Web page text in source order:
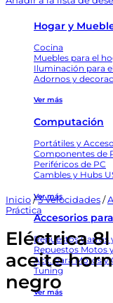
Hogar y
Cocina
Muebles para el
Iluminación para
Adornos y
Ver más
Computación
Portátiles y
Componentes de
Periféricos de PC
Cambles y Hubs
Ver más
Accesorios
Repuestos Carros
Repuestos Motos
Acc. para Motos
Tuning
Ver más
Inicio / 3 Velocidades /
Práctica
Eléctrica
aceite
negro